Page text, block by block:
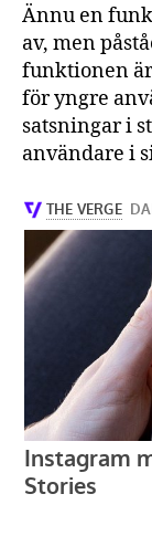
Ännu en
av, men
funktionen
för yngre
satsningar i
användare i